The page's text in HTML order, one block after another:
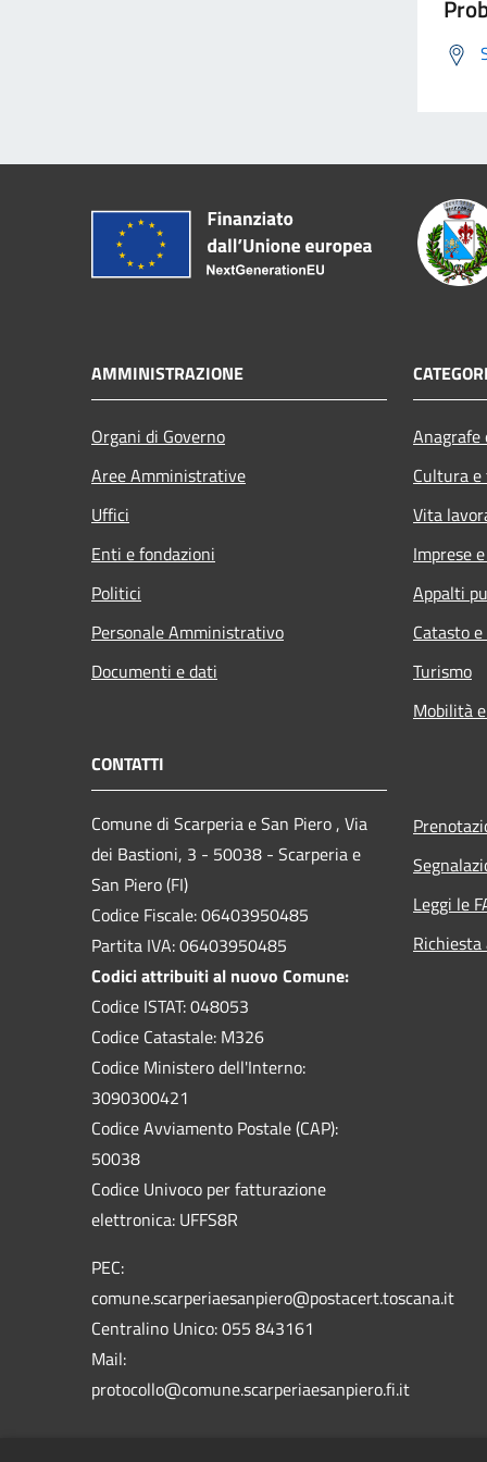
AMMINISTRAZIONE
Organi di Governo
Aree Amministrative
Uffici
Enti e fondazioni
Politici
Personale Amministrativo
Documenti e dati
Cultura
Vita
Imprese
Appalti
Catasto
Turismo
Mobilità
CONTATTI
Comune di Scarperia e San Piero , Via
dei Bastioni, 3 - 50038 - Scarperia e
San Piero (FI)
Codice Fiscale: 06403950485
Partita IVA: 06403950485
Codici attribuiti al nuovo Comune:
Codice ISTAT: 048053
Codice Catastale: M326
Codice Ministero dell'Interno:
3090300421
Codice Avviamento Postale (CAP):
50038
Codice Univoco per fatturazione
elettronica: UFFS8R
PEC:
comune.scarperiaesanpiero@postacert.toscana.it
Centralino Unico: 055 843161
Mail:
protocollo@comune.scarperiaesanpiero.fi.it
Leggi le